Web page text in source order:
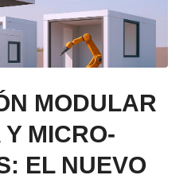
MODULAR
MICRO-
EL NUEVO